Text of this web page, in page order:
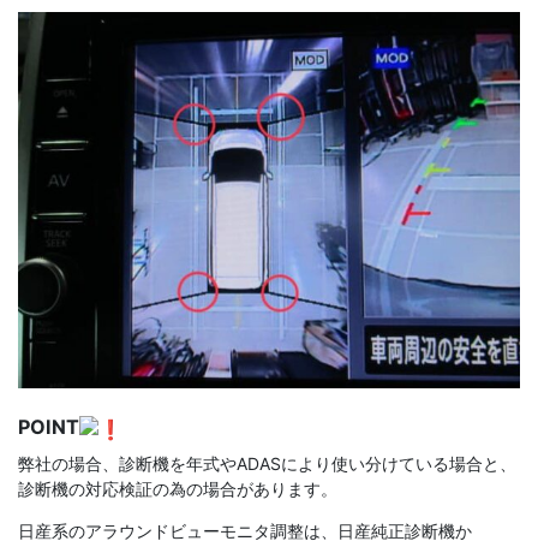
POINT
弊社の場合、診断機を年式やADASにより使い分けている場合と、
診断機の対応検証の為の場合があります。
日産系のアラウンドビューモニタ調整は、日産純正診断機か